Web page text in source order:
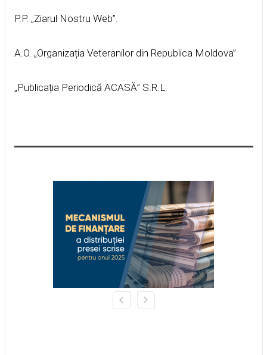
P.P. „Ziarul Nostru Web”.
A.O. „Organizația Veteranilor din Republica Moldova”
„Publicația Periodică ACASĂ” S.R.L.